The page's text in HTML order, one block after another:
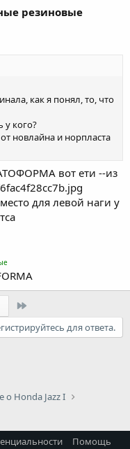
резиновые
как я понял, то, что
у кого?
новлайна и норпласта
вот ети --из
для левой наги у
для ответа.
о Honda Jazz I
Помощь